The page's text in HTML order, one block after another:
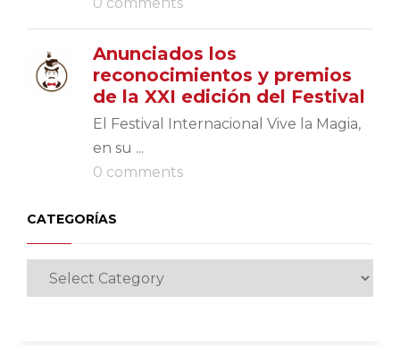
Anunciados los
reconocimientos y premios
de la XXI edición del Festival
El Festival Internacional Vive la Magia,
en su ...
0 comments
CATEGORÍAS